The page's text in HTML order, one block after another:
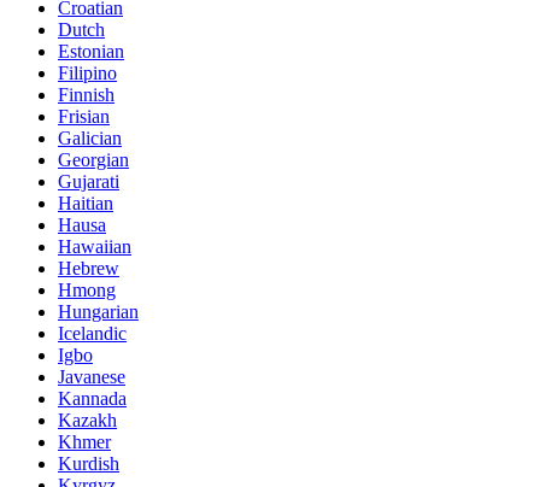
Croatian
Dutch
Estonian
Filipino
Finnish
Frisian
Galician
Georgian
Gujarati
Haitian
Hausa
Hawaiian
Hebrew
Hmong
Hungarian
Icelandic
Igbo
Javanese
Kannada
Kazakh
Khmer
Kurdish